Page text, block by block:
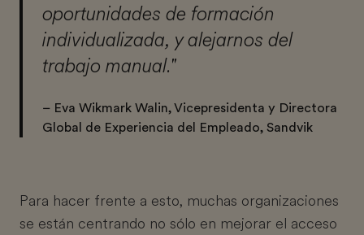
oportunidades de formación
individualizada, y alejarnos del
trabajo manual."
– Eva Wikmark Walin, Vicepresidenta y Directora
Global de Experiencia del Empleado, Sandvik
Para hacer frente a esto, muchas organizaciones
se están centrando no sólo en mejorar el acceso